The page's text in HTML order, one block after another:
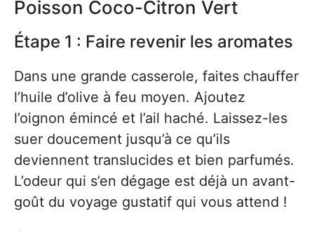
Poisson Coco-Citron Vert
Étape 1 : Faire revenir les aromates
Dans une grande casserole, faites chauffer
l’huile d’olive à feu moyen. Ajoutez
l’oignon émincé et l’ail haché. Laissez-les
suer doucement jusqu’à ce qu’ils
deviennent translucides et bien parfumés.
L’odeur qui s’en dégage est déjà un avant-
goût du voyage gustatif qui vous attend !